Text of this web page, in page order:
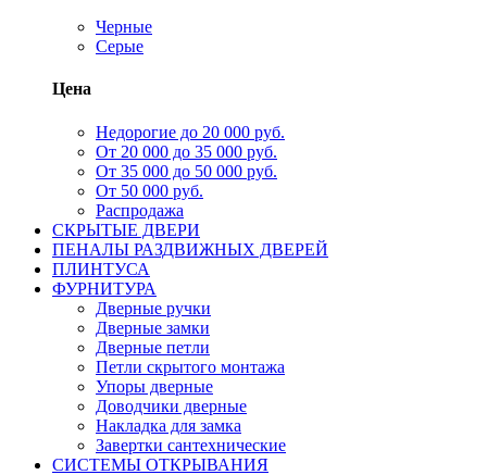
Черные
Серые
Цена
Недорогие до 20 000 руб.
От 20 000 до 35 000 руб.
От 35 000 до 50 000 руб.
От 50 000 руб.
Распродажа
СКРЫТЫЕ ДВЕРИ
ПЕНАЛЫ РАЗДВИЖНЫХ ДВЕРЕЙ
ПЛИНТУСА
ФУРНИТУРА
Дверные ручки
Дверные замки
Дверные петли
Петли скрытого монтажа
Упоры дверные
Доводчики дверные
Накладка для замка
Завертки сантехнические
СИСТЕМЫ ОТКРЫВАНИЯ